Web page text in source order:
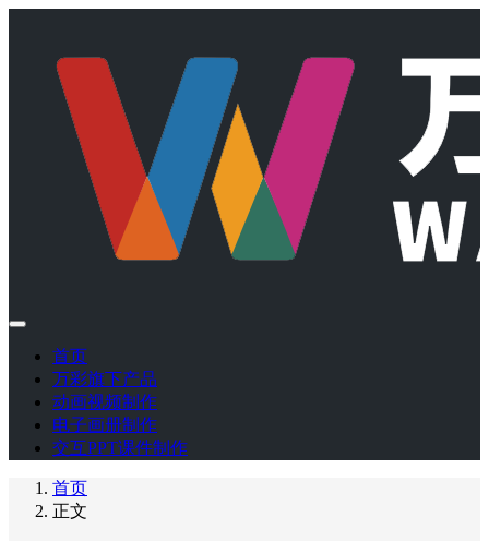
首页
万彩旗下产品
动画视频制作
电子画册制作
交互PPT课件制作
首页
正文